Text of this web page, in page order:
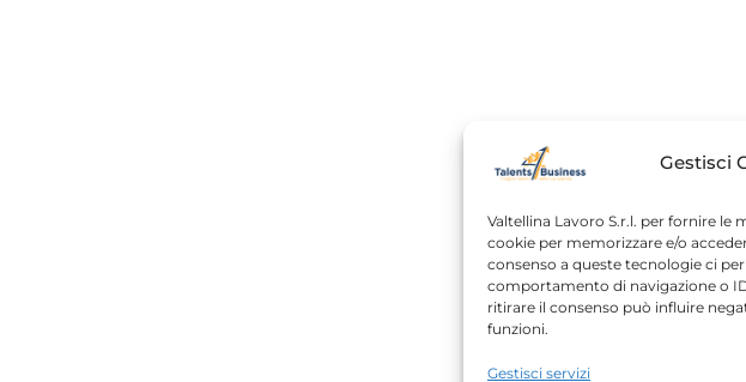
Gestisci
Valtellina Lavoro S.r.l. per fornire le
cookie per memorizzare e/o
consenso a queste tecnologie ci
comportamento di navigazione o
ritirare il consenso può influire
funzioni.
Gestisci servizi